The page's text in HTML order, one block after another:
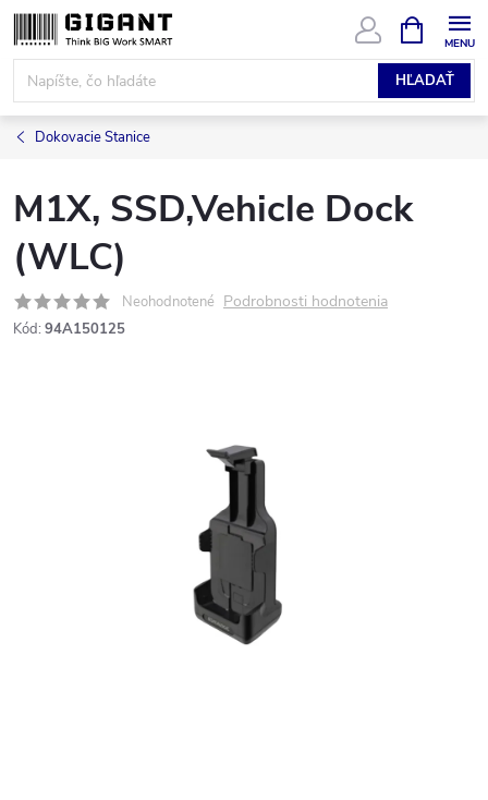
Prejsť
na
obsah
HĽADAŤ
KOŠÍK
Dokovacie Stanice
M1X, SSD,Vehicle Dock
(WLC)
Neohodnotené Podrobnosti hodnotenia
Kód: 94A150125